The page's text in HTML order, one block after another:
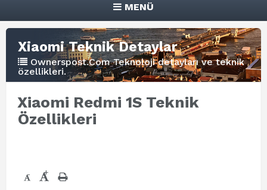
MENÜ
Xiaomi Teknik Detaylar
Ownerspost.Com Teknoloji detayları ve teknik
özellikleri.
Xiaomi Redmi 1S Teknik
Özellikleri
- +